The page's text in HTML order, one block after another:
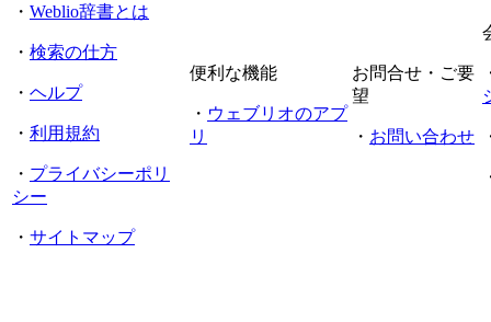
・ Weblio辞書とは
・ 検索の仕方
・ ヘルプ
・ 利用規約
・ プライバシーポリ
シー
・ サイトマップ
便利な機能
・ ウェブリオのアプ
リ
お問合せ・ご要
望
・ お問い合わせ